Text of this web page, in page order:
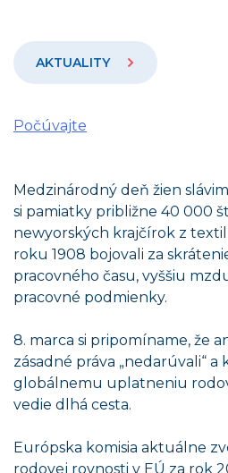
AKTUALITY
Počúvajte
Medzinárodný deň žien
si pamiatky približne 40 000
newyorských krajčírok z
roku 1908 bojovali za
pracovného času, vyššiu
pracovné podmienky.
8. marca si pripomíname, že
zásadné práva „nedarúvali“ a
globálnemu uplatneniu
vedie dlhá cesta.
Európska komisia aktuálne
rodovej rovnosti v EÚ za rok